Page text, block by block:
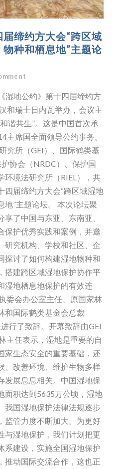
届缔约方大会“跨区域
种和栖息地”主题论
湿地公约》第十四届缔约方
和瑞士日内瓦举办，会议主
谐共生”。这是中国首次承
主席国全面领导公约事务。
究所（GEI）、国际鹤类基
协会（NRDC）、保护国
环境法研究所（RIEL），共
四届缔约方大会“跨区域湿地
”主题论坛。 本次论坛聚
了中国与东亚、东南亚、
保护优秀实践和案例，并邀
研究机构、学校和社区、企
探讨了如何构建湿地物种和
搭建跨区域湿地保护协作平
湿地栖息地保护的有效连
委会办公室主任、原国家林
和国际鹤类基金会总裁
行了致辞。开幕致辞由GEI
主任表示，湿地是重要的自
家生态安全的重要基础，还
、改善环境、维护生物多样
发展息息相关。中国湿地保
面积达到5635万公顷，湿地
我国湿地保护法律法规逐步
监管力度不断加大。为更好
与湿地保护，我们计划把更
系建设，实施全国湿地保护
推动国际交流合作，这也正